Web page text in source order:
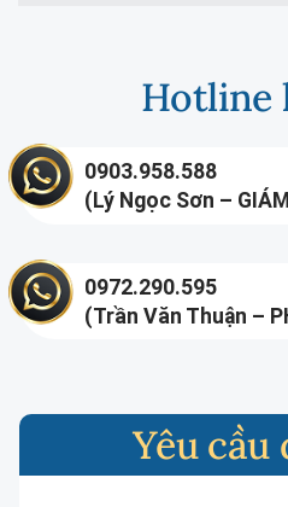
Hotline
0903.958.588
(Lý Ngọc Sơn –
0972.290.595
(Trần Văn Thuận –
Yêu cầu